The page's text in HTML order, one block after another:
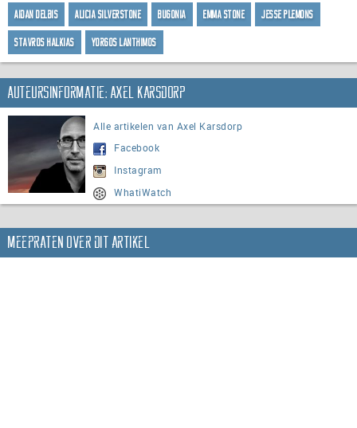
Aidan Delbis Alicia Silverstone Bugonia Emma Stone Jesse Plemons
Stavros Halkias Yorgos Lanthimos
Auteursinformatie: Axel Karsdorp
Alle artikelen van Axel Karsdorp
Facebook
Instagram
WhatiWatch
Meepraten over dit artikel